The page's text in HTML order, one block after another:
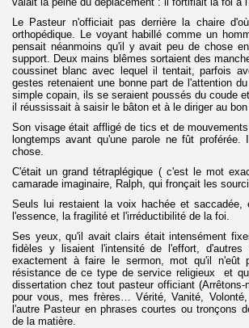
Le Pasteur n'officiait pas derrière la chaire
orthopédique. Le voyant habillé comme un
pensait néanmoins qu'il y avait peu de chose
support. Deux mains blêmes sortaient des
coussinet blanc avec lequel il tentait, parfois
gestes retenaient une bonne part de l'attention
simple copain, ils se seraient poussés du coude
il réussissait à saisir le bâton et à le diriger au bon
Son visage était affligé de tics et de
longtemps avant qu'une parole ne fût
chose.
C'était un grand tétraplégique ( c'est le mot
camarade imaginaire, Ralph, qui fronçait les
Seuls lui restaient la voix hachée et
l'essence, la fragilité et l'irréductibilité de la foi.
Ses yeux, qu'il avait clairs était intensément
fidèles y lisaient l'intensité de l'effort,
exactement à faire le sermon, mot qu'il
résistance de ce type de service religieux et
dissertation chez tout pasteur officiant
pour vous, mes frères… Vérité, Vanité,
l'autre Pasteur en phrases courtes ou tronçons
de la matière.